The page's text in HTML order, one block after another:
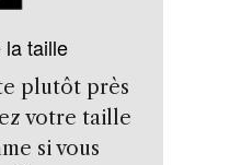
la taille
plutôt près
votre taille
si vous